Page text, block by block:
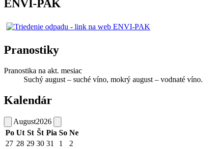
ENVI-PAK
Pranostiky
Pranostika na akt. mesiac
Suchý august – suché víno, mokrý august – vodnaté víno.
Kalendár
August2026
Po Ut St Št Pia So Ne
27 28 29 30 31 1
2